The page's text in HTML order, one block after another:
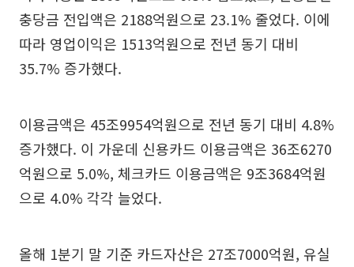
충당금 전입액은 2188억원으로 23.1% 줄었다. 이에
따라 영업이익은 1513억원으로 전년 동기 대비
35.7% 증가했다.
이용금액은 45조9954억원으로 전년 동기 대비 4.8%
증가했다. 이 가운데 신용카드 이용금액은 36조6270
억원으로 5.0%, 체크카드 이용금액은 9조3684억원
으로 4.0% 각각 늘었다.
올해 1분기 말 기준 카드자산은 27조7000억원, 유실